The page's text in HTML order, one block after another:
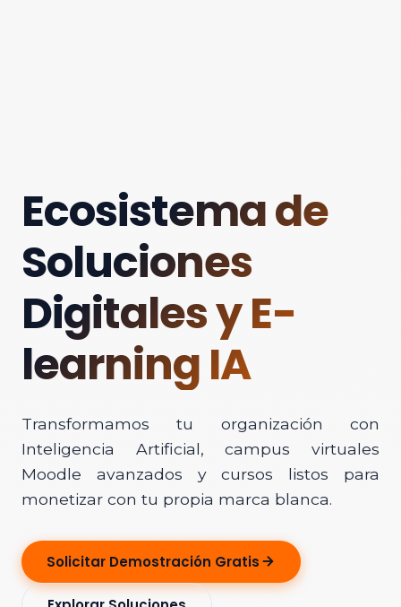
Ecosistema de
Soluciones
Digitales y E-
learning IA
Transformamos tu organización con
Inteligencia Artificial, campus virtuales
Moodle avanzados y cursos listos para
monetizar con tu propia marca blanca.
Solicitar Demostración Gratis